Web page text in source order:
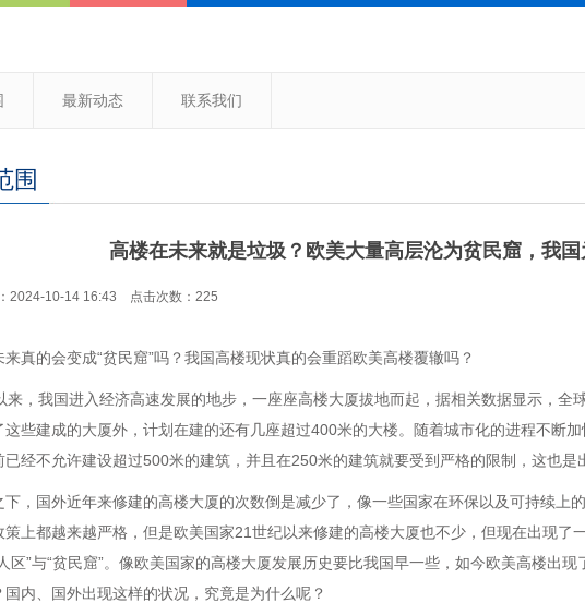
最新动态 联系我们
围
高楼在未来就是垃圾？欧美大量高层沦为贫民窟，我国
2024-10-14 16:43 点击次数：225
来真的会变成“贫民窟”吗？我国高楼现状真的会重蹈欧美高楼覆辙吗？
来，我国进入经济高速发展的地步，一座座高楼大厦拔地而起，据相关数据显示，全
这些建成的大厦外，计划在建的还有几座超过400米的大楼。随着城市化的进程不断
已经不允许建设超过500米的建筑，并且在250米的建筑就要受到严格的限制，这也是
下，国外近年来修建的高楼大厦的次数倒是减少了，像一些国家在环保以及可持续上
策上都越来越严格，但是欧美国家21世纪以来修建的高楼大厦也不少，但现在出现了
区”与“贫民窟”。像欧美国家的高楼大厦发展历史要比我国早一些，如今欧美高楼出
国内、国外出现这样的状况，究竟是为什么呢？